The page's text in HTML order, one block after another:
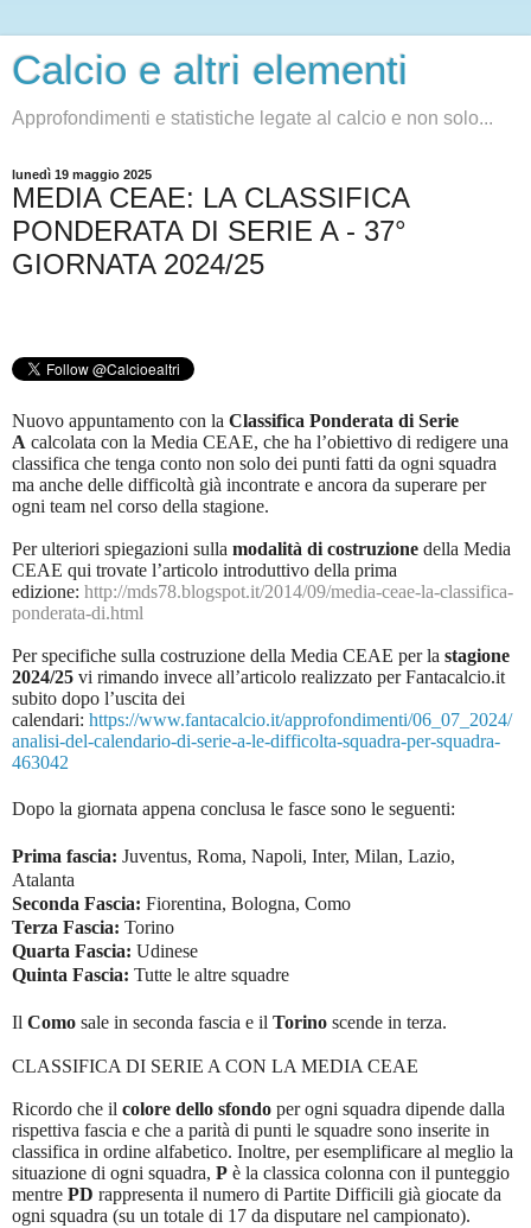
Calcio e altri elementi
Approfondimenti e statistiche legate al calcio e non solo...
lunedì 19 maggio 2025
MEDIA CEAE: LA CLASSIFICA
PONDERATA DI SERIE A - 37°
GIORNATA 2024/25
Nuovo appuntamento con la Classifica Ponderata di Serie
A calcolata con la Media CEAE, che ha l’obiettivo di redigere una
classifica che tenga conto non solo dei punti fatti da ogni squadra
ma anche delle difficoltà già incontrate e ancora da superare per
ogni team nel corso della stagione.
Per ulteriori spiegazioni sulla modalità di costruzione della Media
CEAE qui trovate l’articolo introduttivo della prima
edizione: http://mds78.blogspot.it/2014/09/media-ceae-la-classifica-
ponderata-di.html
Per specifiche sulla costruzione della Media CEAE per la stagione
2024/25 vi rimando invece all’articolo realizzato per Fantacalcio.it
subito dopo l’uscita dei
calendari: https://www.fantacalcio.it/approfondimenti/06_07_2024/
analisi-del-calendario-di-serie-a-le-difficolta-squadra-per-squadra-
463042
Dopo la giornata appena conclusa le fasce sono le seguenti:
Prima fascia: Juventus, Roma, Napoli, Inter, Milan, Lazio,
Atalanta
Seconda Fascia: Fiorentina, Bologna, Como
Terza Fascia: Torino
Quarta Fascia: Udinese
Quinta Fascia: Tutte le altre squadre
Il Como sale in seconda fascia e il Torino scende in terza.
CLASSIFICA DI SERIE A CON LA MEDIA CEAE
Ricordo che il colore dello sfondo per ogni squadra dipende dalla
rispettiva fascia e che a parità di punti le squadre sono inserite in
classifica in ordine alfabetico. Inoltre, per esemplificare al meglio la
situazione di ogni squadra, P è la classica colonna con il punteggio
mentre PD rappresenta il numero di Partite Difficili già giocate da
ogni squadra (su un totale di 17 da disputare nel campionato).